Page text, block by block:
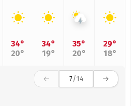
34°
20°
34°
19°
35°
20°
29°
18°
7/14